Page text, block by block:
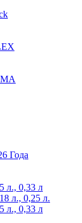
Года
л., 0,33 л
л., 0,25 л.
л., 0,33 л